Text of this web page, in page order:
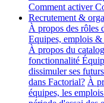
Comment activer
Recrutement &
À propos des rôles
Equipes, emplois
À propos du
fonctionnalité
dissimuler ses
dans Factorial? À
équipes, les